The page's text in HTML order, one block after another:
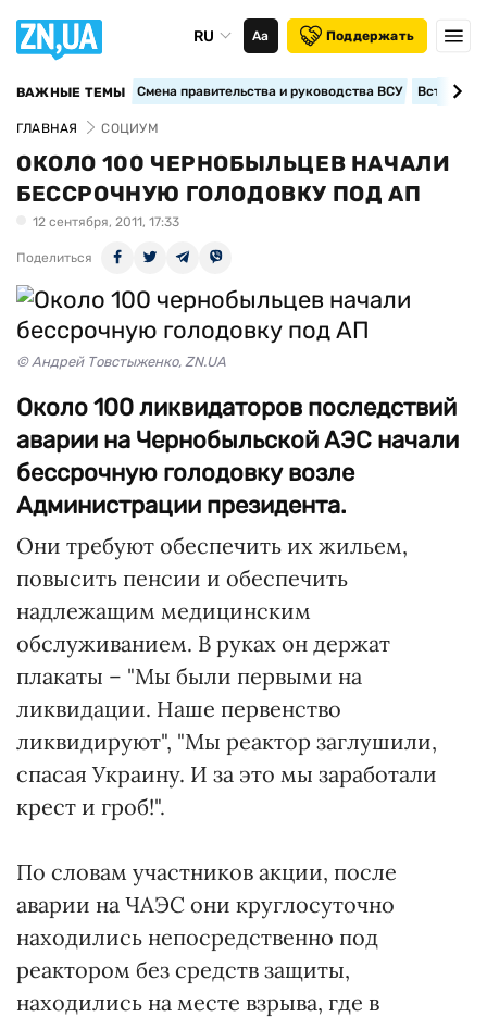
RU Аа Поддержать
ВАЖНЫЕ ТЕМЫ Смена правительства и руководства ВСУ
ГЛАВНАЯ СОЦИУМ
ОКОЛО 100 ЧЕРНОБЫЛЬЦЕВ НАЧАЛИ
БЕССРОЧНУЮ ГОЛОДОВКУ ПОД АП
12 сентября, 2011, 17:33
Поделиться
© Андрей Товстыженко, ZN.UA
Около 100 ликвидаторов последствий
аварии на Чернобыльской АЭС начали
бессрочную голодовку возле
Администрации президента.
Они требуют обеспечить их жильем,
повысить пенсии и обеспечить
надлежащим медицинским
обслуживанием. В руках он держат
плакаты – "Мы были первыми на
ликвидации. Наше первенство
ликвидируют", "Мы реактор заглушили,
спасая Украину. И за это мы заработали
крест и гроб!".
По словам участников акции, после
аварии на ЧАЭС они круглосуточно
находились непосредственно под
реактором без средств защиты,
находились на месте взрыва, где в